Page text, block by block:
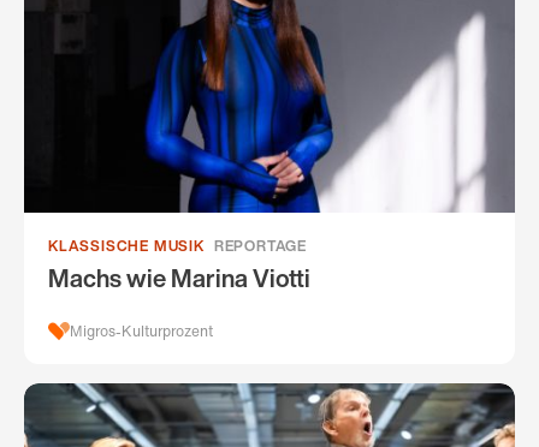
KLASSISCHE MUSIK REPORTAGE
Machs wie Marina Viotti
Migros-Kulturprozent